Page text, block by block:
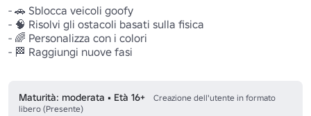
- 🚗 Sblocca veicoli goofy
- 🧠 Risolvi gli ostacoli basati sulla fisica
- 🌈 Personalizza con i colori
- 🏁 Raggiungi nuove fasi
Maturità: moderata • Età 16+
Creazione dell'utente in formato
libero (Presente)